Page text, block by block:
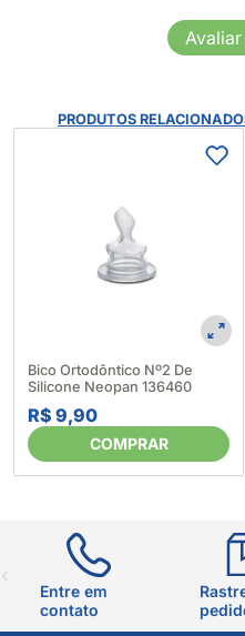
PRODUTOS
Bico Ortodôntico Nº2 De
Silicone Neopan 136460
R$ 9,90
COMPRAR
Entre em
contato